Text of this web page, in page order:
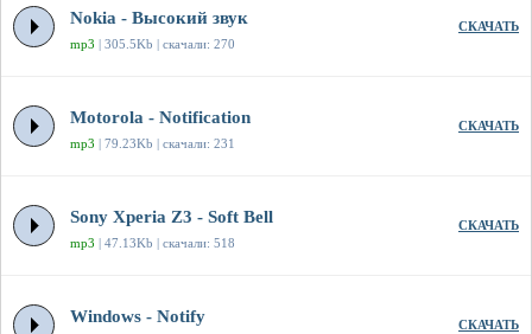
Nokia - Высокий звук
mp3 | 305.5Kb | скачали: 270
СКАЧАТЬ
Motorola - Notification
mp3 | 79.23Kb | скачали: 231
СКАЧАТЬ
Sony Xperia Z3 - Soft Bell
mp3 | 47.13Kb | скачали: 518
СКАЧАТЬ
Windows - Notify СКАЧАТЬ